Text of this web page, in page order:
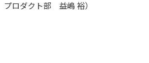
プロダクト部 益嶋 裕）